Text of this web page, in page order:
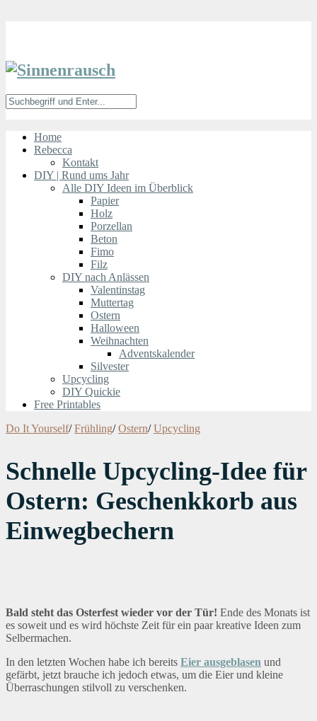
Home
Rebecca
Kontakt
DIY | Rund ums Jahr
Alle DIY Ideen im Überblick
Papier
Holz
Porzellan
Beton
Fimo
Filz
DIY nach Anlässen
Valentinstag
Muttertag
Ostern
Halloween
Weihnachten
Adventskalender
Silvester
Upcycling
DIY Quickie
Free Printables
Do It Yourself/ Frühling/ Ostern/ Upcycling
Schnelle Upcycling-Idee für
Ostern: Geschenkkorb aus
Einwegbechern
Bald steht das Osterfest wieder vor der Tür! Ende des Monats ist
es soweit und es wird höchste Zeit für ein paar kreative Ideen zum
Selbermachen.
In den letzten Wochen habe ich bereits Eier ausgeblasen und
gefärbt, jetzt brauche ich jedoch etwas, um die Eier und kleine
Überraschungen stilvoll zu verschenken.